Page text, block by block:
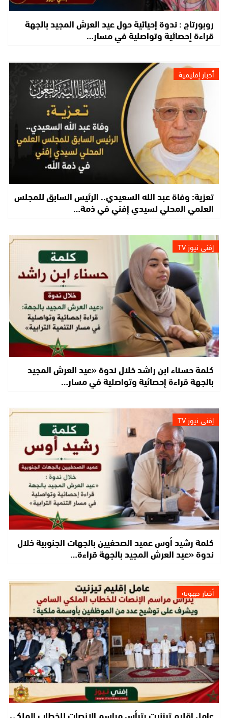
روبورتاج : ندوة إحيائية حول عيد العرش المجيد بالجهة
قراءة إحصائية وتواصلية في مسار…
أخبار إقليمية
تعزية: وفاة عبد الله السعيدي.. الرئيس السابق للمجلس
العلمي المحلي لسيدي إفني في ذمة…
إفني نيوز TV
كلمة حسناء ابن راشد خلال ندوة «عيد العرش المجيد
بالجهة قراءة إحصائية وتواصلية في مسار…
إفني نيوز TV
كلمة رشيد أوس عميد الصحفيين بالجهات الجنوبية خلال
ندوة «عيد العرش المجيد بالجهة قراءة…
أخبار جهوية